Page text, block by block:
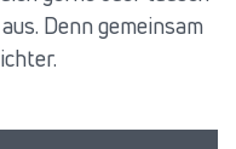
Denn gemeinsam